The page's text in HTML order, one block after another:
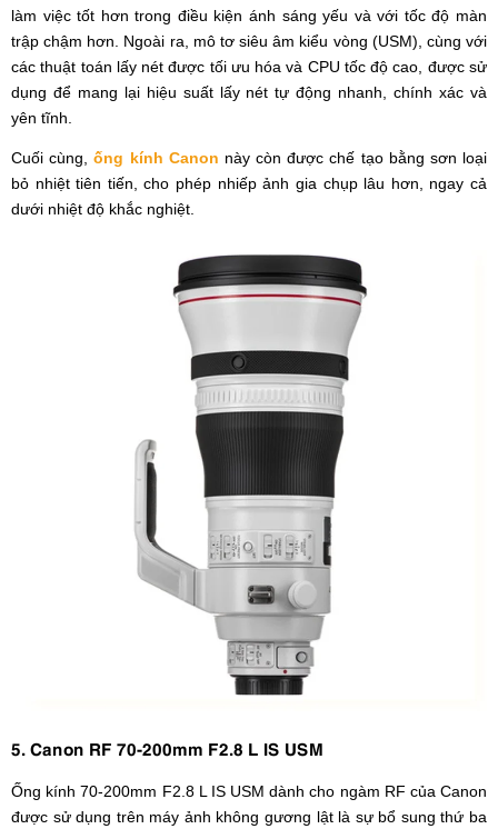
làm việc tốt hơn trong điều kiện ánh sáng yếu và với tốc độ màn
trập chậm hơn. Ngoài ra, mô tơ siêu âm kiểu vòng (USM), cùng với
các thuật toán lấy nét được tối ưu hóa và CPU tốc độ cao, được sử
dụng để mang lại hiệu suất lấy nét tự động nhanh, chính xác và
yên tĩnh.
Cuối cùng,ống kính Canon này còn được chế tạo bằng sơn loại
bỏ nhiệt tiên tiến, cho phép nhiếp ảnh gia chụp lâu hơn, ngay cả
dưới nhiệt độ khắc nghiệt.
5. Canon RF 70-200mm F2.8 L IS USM
Ống kính 70-200mm F2.8 L IS USM dành cho ngàm RF của Canon
được sử dụng trên máy ảnh không gương lật là sự bổ sung thứ ba